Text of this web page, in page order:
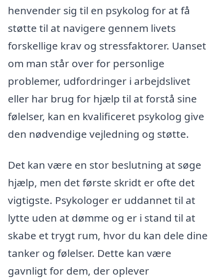
henvender sig til en psykolog for at få
støtte til at navigere gennem livets
forskellige krav og stressfaktorer. Uanset
om man står over for personlige
problemer, udfordringer i arbejdslivet
eller har brug for hjælp til at forstå sine
følelser, kan en kvalificeret psykolog give
den nødvendige vejledning og støtte.
Det kan være en stor beslutning at søge
hjælp, men det første skridt er ofte det
vigtigste. Psykologer er uddannet til at
lytte uden at dømme og er i stand til at
skabe et trygt rum, hvor du kan dele dine
tanker og følelser. Dette kan være
gavnligt for dem, der oplever